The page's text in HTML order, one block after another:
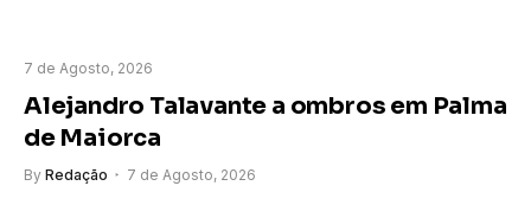
7 de Agosto, 2026
Alejandro Talavante a ombros em Palma
de Maiorca
By Redação 7 de Agosto, 2026